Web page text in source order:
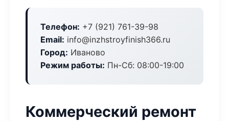
Телефон: +7 (921) 761-39-98
Email: info@inzhstroyfinish366.ru
Город: Иваново
Режим работы: Пн-Сб: 08:00-19:00
Коммерческий ремонт